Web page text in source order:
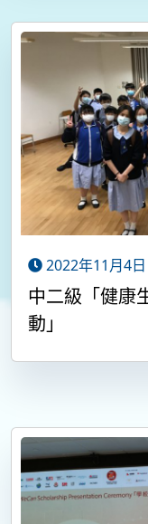
2022年11月4日
中二級「健康
動」